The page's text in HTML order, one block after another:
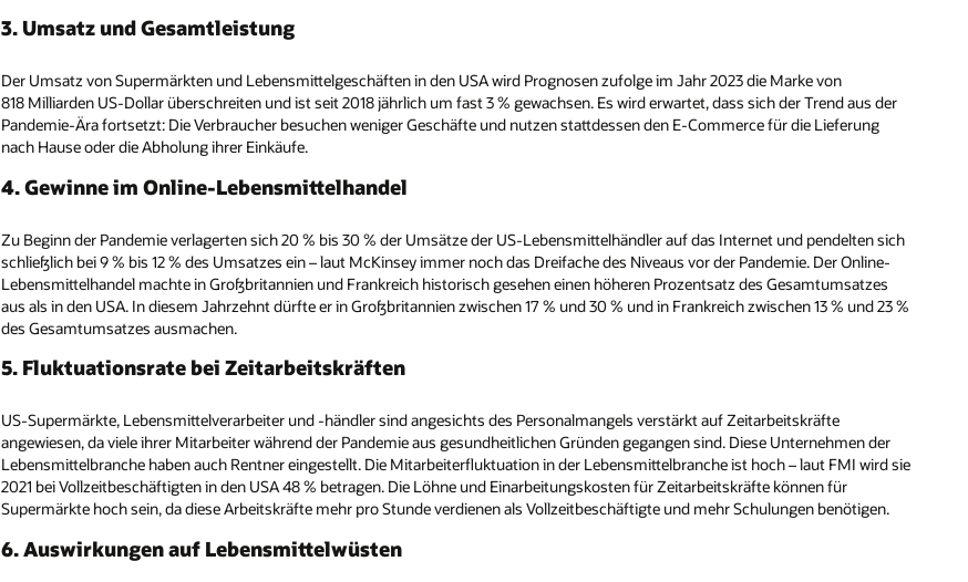
3. Umsatz und Gesamtleistung
Der Umsatz von Supermärkten und Lebensmittelgeschäften in den USA wird Prognosen zufolge im Jahr 2023 die Marke von
818 Milliarden US-Dollar überschreiten und ist seit 2018 jährlich um fast 3 % gewachsen. Es wird erwartet, dass sich der Trend aus der
Pandemie-Ära fortsetzt: Die Verbraucher besuchen weniger Geschäfte und nutzen stattdessen den E-Commerce für die Lieferung
nach Hause oder die Abholung ihrer Einkäufe.
4. Gewinne im Online-Lebensmittelhandel
Zu Beginn der Pandemie verlagerten sich 20 % bis 30 % der Umsätze der US-Lebensmittelhändler auf das Internet und pendelten sich
schließlich bei 9 % bis 12 % des Umsatzes ein – laut McKinsey immer noch das Dreifache des Niveaus vor der Pandemie. Der Online-
Lebensmittelhandel machte in Großbritannien und Frankreich historisch gesehen einen höheren Prozentsatz des Gesamtumsatzes
aus als in den USA. In diesem Jahrzehnt dürfte er in Großbritannien zwischen 17 % und 30 % und in Frankreich zwischen 13 % und 23 %
des Gesamtumsatzes ausmachen.
5. Fluktuationsrate bei Zeitarbeitskräften
US-Supermärkte, Lebensmittelverarbeiter und -händler sind angesichts des Personalmangels verstärkt auf Zeitarbeitskräfte
angewiesen, da viele ihrer Mitarbeiter während der Pandemie aus gesundheitlichen Gründen gegangen sind. Diese Unternehmen der
Lebensmittelbranche haben auch Rentner eingestellt. Die Mitarbeiterfluktuation in der Lebensmittelbranche ist hoch – laut FMI wird sie
2021 bei Vollzeitbeschäftigten in den USA 48 % betragen. Die Löhne und Einarbeitungskosten für Zeitarbeitskräfte können für
Supermärkte hoch sein, da diese Arbeitskräfte mehr pro Stunde verdienen als Vollzeitbeschäftigte und mehr Schulungen benötigen.
6. Auswirkungen auf Lebensmittelwüsten